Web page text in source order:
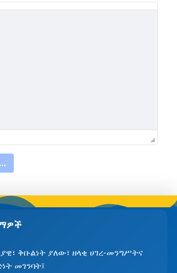
ቅቡልነት ያለው፣ ዘላቂ ሀገረ-መንግሥትና
መገንባት፤